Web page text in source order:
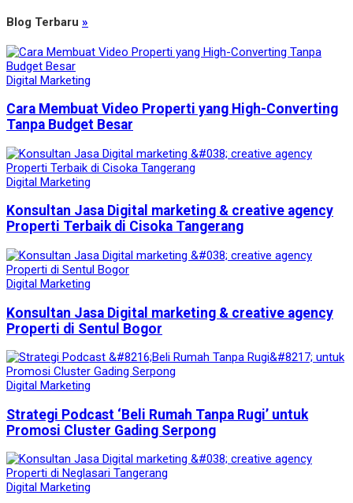
Blog Terbaru »
Digital Marketing
Cara Membuat Video Properti yang High-Converting
Tanpa Budget Besar
Digital Marketing
Konsultan Jasa Digital marketing & creative agency
Properti Terbaik di Cisoka Tangerang
Digital Marketing
Konsultan Jasa Digital marketing & creative agency
Properti di Sentul Bogor
Digital Marketing
Strategi Podcast ‘Beli Rumah Tanpa Rugi’ untuk
Promosi Cluster Gading Serpong
Digital Marketing